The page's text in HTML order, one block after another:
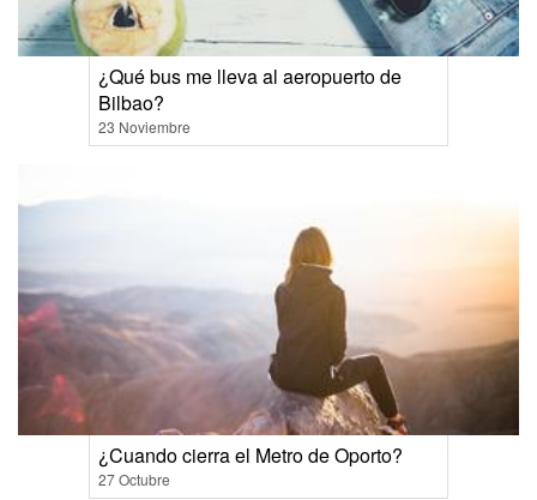
¿Qué bus me lleva al aeropuerto de
Bilbao?
23 Noviembre
¿Cuando cierra el Metro de Oporto?
27 Octubre